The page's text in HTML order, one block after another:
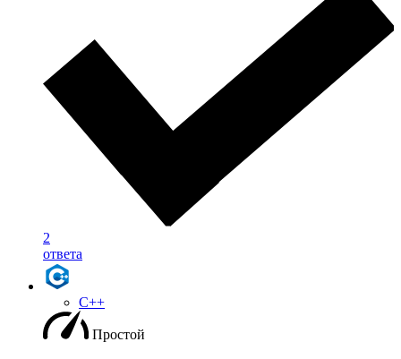
2
ответа
C++
Простой